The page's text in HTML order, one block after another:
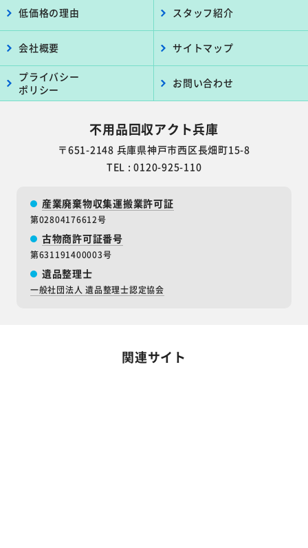
低価格の理由 スタッフ紹介
会社概要 サイトマップ
プライバシー
ポリシー
お問い合わせ
不用品回収アクト兵庫
〒651-2148 兵庫県神戸市西区長畑町15-8
TEL : 0120-925-110
産業廃棄物収集運搬業許可証
第02804176612号
古物商許可証番号
第631191400003号
遺品整理士
一般社団法人 遺品整理士認定協会
関連サイト